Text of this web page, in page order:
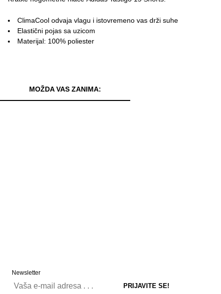
ClimaCool odvaja vlagu i istovremeno vas drži suhe
Elastični pojas sa uzicom
Materijal: 100% poliester
MOŽDA VAS ZANIMA:
Newsletter